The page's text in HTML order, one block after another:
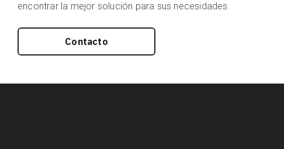
encontrar la mejor solución para sus necesidades.
Contacto